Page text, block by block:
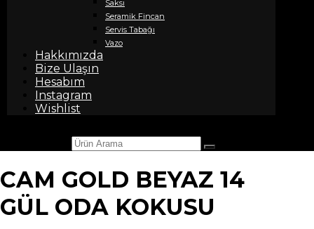
Saksı
Seramik Fincan
Servis Tabağı
Vazo
Hakkımızda
Bize Ulaşın
Hesabım
Instagram
Wishlist
CAM GOLD BEYAZ 14
GÜL ODA KOKUSU